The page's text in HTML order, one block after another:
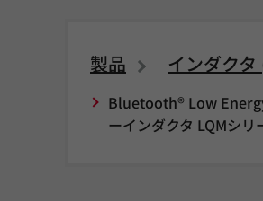
製品 インダク
Bluetooth® Low
ーインダクタ LQMシリ